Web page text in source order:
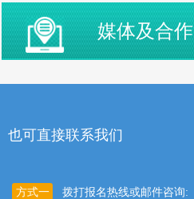
媒体及合作
也可直接联系我们
方式一 拨打报名热线或邮件咨询: